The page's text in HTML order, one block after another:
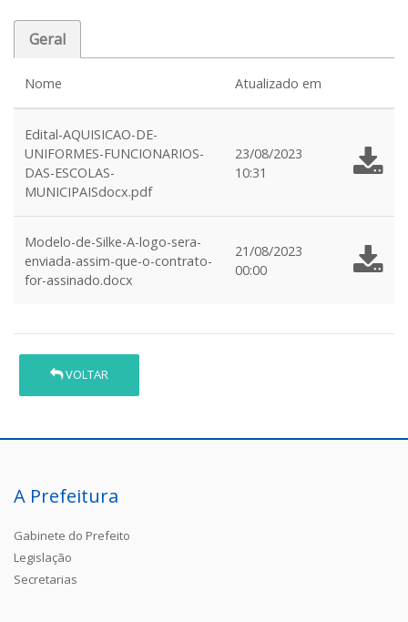
Geral
Nome Atualizado em
Edital-AQUISICAO-DE-
UNIFORMES-FUNCIONARIOS-
DAS-ESCOLAS-
MUNICIPAISdocx.pdf
23/08/2023
10:31
Modelo-de-Silke-A-logo-sera-
enviada-assim-que-o-contrato-
for-assinado.docx
21/08/2023
00:00
VOLTAR
A Prefeitura
Gabinete do Prefeito
Legislação
Secretarias